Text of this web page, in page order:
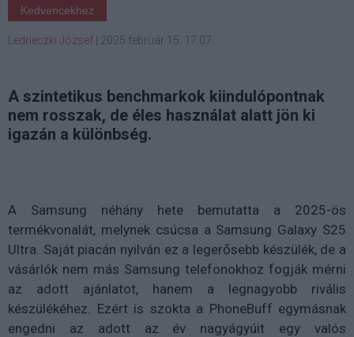
Kedvencekhez
Ledneczki József 2025 február 15. 17:07
A szintetikus benchmarkok kiindulópontnak
nem rosszak, de éles használat alatt jön ki
igazán a különbség.
A Samsung néhány hete bemutatta a 2025-ös
termékvonalát, melynek csúcsa a Samsung Galaxy S25
Ultra. Saját piacán nyilván ez a legerősebb készülék, de a
vásárlók nem más Samsung telefonokhoz fogják mérni
az adott ajánlatot, hanem a legnagyobb rivális
készülékéhez. Ezért is szokta a PhoneBuff egymásnak
engedni az adott az év nagyágyúit egy valós